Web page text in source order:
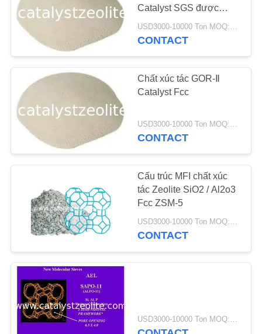
Catalyst SGS được
chứng nhận ISO
CONTACT
Chất xúc tác GOR-Ⅱ
Catalyst Fcc
USD3000-10000 Ton MOQ:1 cái
CONTACT
Cấu trúc MFI chất xúc
tác Zeolite SiO2 / Al2o3
Fcc ZSM-5
USD3000-10000 Ton MOQ:1 kg
CONTACT
USD3000-10000 Ton MOQ:1 kg